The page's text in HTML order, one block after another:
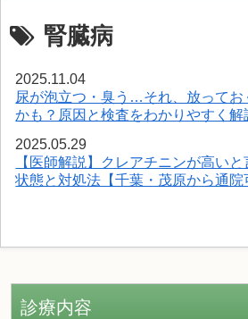
腎臓病
2025.11.04
尿が泡立つ・臭う…それ、放ってお
かも？原因と検査をわかりやすく解
2025.05.29
【医師解説】クレアチニンが高い
状態と対処法【千葉・茂原から通院
診療内容